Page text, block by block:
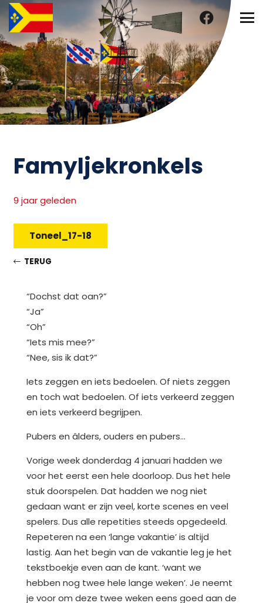
Famyljekronkels
9 jaar geleden
Toneel_17-18
TERUG
“Dochst dat oan?”
“Ja”
“Oh”
“Iets mis mee?”
“Nee, sis ik dat?”
Iets zeggen en iets bedoelen. Of niets zeggen
en toch wat bedoelen. Of iets verkeerd zeggen
en iets verkeerd begrijpen.
Pubers en âlders, ouders en pubers…
Vorige week donderdag 4 januari hadden we
voor het eerst een hele doorloop. Dus het hele
stuk doorspelen. Dat hadden we nog niet
gedaan want er zijn veel, korte scenes en veel
spelers. Dus alle repetities steeds opgedeeld.
Repeteren na een ‘lange vakantie’ is altijd
lastig. Aan het begin van de vakantie leg je het
tekstboekje even aan de kant. ‘want we
hebben nog twee hele lange weken’. Je neemt
je voor om deze twee weken eens goed aan de